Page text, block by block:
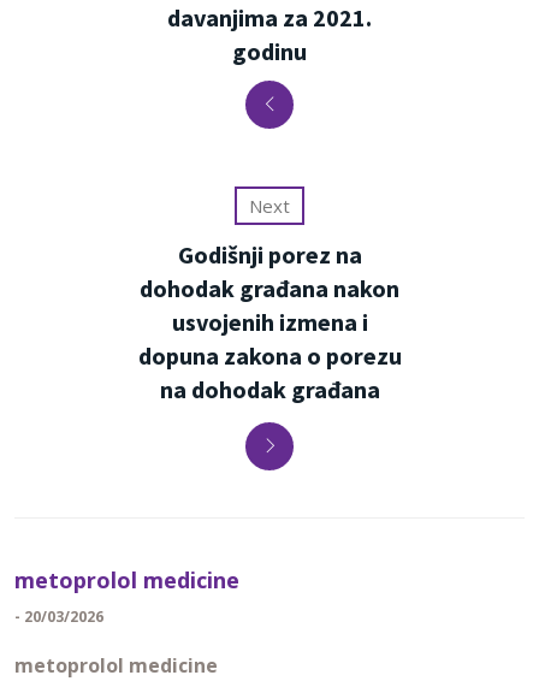
davanjima za 2021.
godinu
Next
Godišnji porez na
dohodak građana nakon
usvojenih izmena i
dopuna zakona o porezu
na dohodak građana
metoprolol medicine
- 20/03/2026
metoprolol medicine